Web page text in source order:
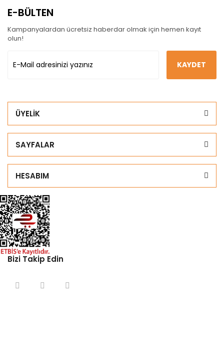
E-BÜLTEN
Kampanyalardan ücretsiz haberdar olmak için hemen kayıt
olun!
KAYDET
ÜYELİK
SAYFALAR
HESABIM
Bizi Takip Edin